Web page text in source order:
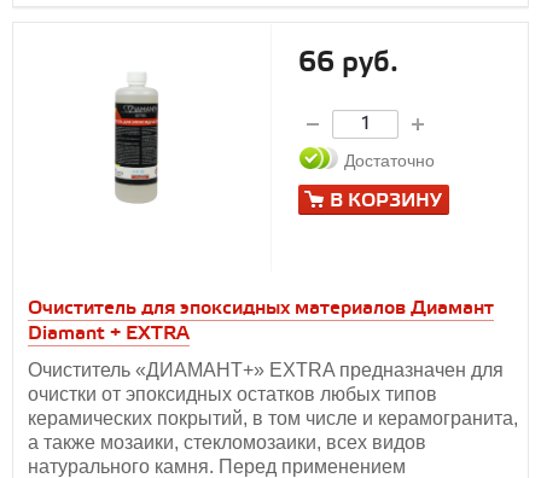
Очиститель для эпоксидных материалов Диамант
Diamant + EXTRA
Очиститель «ДИАМАНТ+» EXTRA предназначен для
очистки от эпоксидных остатков любых типов
керамических покрытий, в том числе и керамогранита,
а также мозаики, стекломозаики, всех видов
натурального камня. Перед применением
66 руб.
Достаточно
В КОРЗИНУ